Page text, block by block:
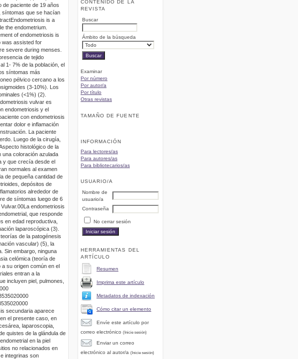
CONTENIDO DE LA
REVISTA
Buscar
Ámbito de la búsqueda
Examinar
Por número
Por autor/a
Por título
Otras revistas
TAMAÑO DE FUENTE
INFORMACIÓN
Para lectores/as
Para autores/as
Para bibliotecarios/as
USUARIO/A
Nombre de
usuario/a
Contraseña
No cerrar sesión
HERRAMIENTAS DEL
ARTÍCULO
Resumen
Imprima este artículo
Metadatos de indexación
Cómo citar un elemento
Envíe este artículo por
correo electrónico (Inicie sesión)
Enviar un correo
electrónico al autor/a (Inicie sesión)
de paciente de 19 años
síntomas que se hacían
Endometriosis is a
the endometrium.
of endometriosis is
was assisted for
severe during menses.
de tejido
1- 7% de la población, el
síntomas más
pélvico cercano a los
(3-10%). Los
inales (<1%) (2).
vulvar es
endometriosis y el
con endometriosis
dolor e inflamación
La paciente
Luego de la cirugía,
histológico de la
coloración azulada
y que crecía desde el
normales al examen
de pequeña cantidad de
, depósitos de
alrededor de
de síntomas luego de 6
Vulvar.00La endometriosis
que responde
en edad reproductiva,
laparoscópica (3).
de la patogénesis
vascular) (5), la
Sin embargo, ninguna
celómica (teoría de
su origen común en el
entran a la
incluyen piel, pulmones,
35020000
35020000
secundaria aparece
el presente caso, en
laparoscopia,
quistes de la glándula de
en la piel
no relacionados en
e integrinas son